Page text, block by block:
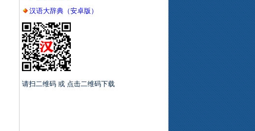
汉语大辞典（安卓版）
请扫二维码 或 点击二维码下载